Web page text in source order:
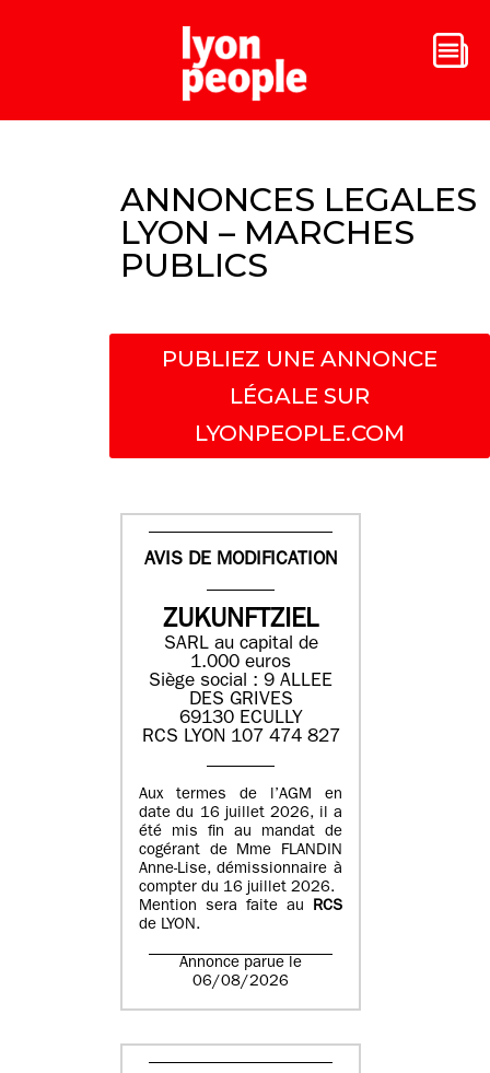
ANNONCES LEGALES
LYON – MARCHES
PUBLICS
PUBLIEZ UNE ANNONCE
LÉGALE SUR
LYONPEOPLE.COM
AVIS DE MODIFICATION
ZUKUNFTZIEL
SARL au capital de
1.000 euros
Siège social : 9 ALLEE
DES GRIVES
69130 ECULLY
RCS LYON 107 474 827
Aux termes de l’AGM en
date du 16 juillet 2026, il a
été mis fin au mandat de
cogérant de Mme FLANDIN
Anne-Lise, démissionnaire à
compter du 16 juillet 2026.
Mention sera faite au RCS
de LYON.
Annonce parue le
06/08/2026